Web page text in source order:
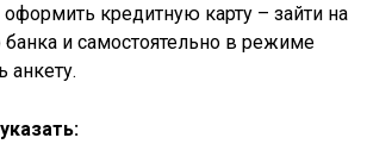
кредитную карту – зайти на
банка и самостоятельно в режиме
анкету.